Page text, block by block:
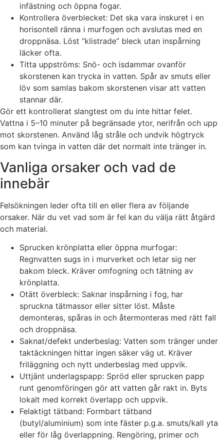
infästning och öppna fogar.
Kontrollera överblecket: Det ska vara inskuret i en
horisontell ränna i murfogen och avslutas med en
droppnäsa. Löst “klistrade” bleck utan inspårning
läcker ofta.
Titta uppströms: Snö- och isdammar ovanför
skorstenen kan trycka in vatten. Spår av smuts eller
löv som samlas bakom skorstenen visar att vatten
stannar där.
Gör ett kontrollerat slangtest om du inte hittar felet.
Vattna i 5–10 minuter på begränsade ytor, nerifrån och upp
mot skorstenen. Använd låg stråle och undvik högtryck
som kan tvinga in vatten där det normalt inte tränger in.
Vanliga orsaker och vad de
innebär
Felsökningen leder ofta till en eller flera av följande
orsaker. När du vet vad som är fel kan du välja rätt åtgärd
och material.
Sprucken krönplatta eller öppna murfogar:
Regnvatten sugs in i murverket och letar sig ner
bakom bleck. Kräv­er omfogning och tätning av
krönplatta.
Otätt överbleck: Saknar inspårning i fog, har
spruckna tätmassor eller sitter löst. Måste
demonteras, spåras in och återmonteras med rätt fall
och droppnäsa.
Saknat/defekt underbeslag: Vatten som tränger under
taktäckningen hittar ingen säker väg ut. Kräver
friläggning och nytt underbeslag med uppvik.
Uttjänt underlagspapp: Spröd eller sprucken papp
runt genomföringen gör att vatten går rakt in. Byts
lokalt med korrekt överlapp och uppvik.
Felaktigt tätband: Formbart tätband
(butyl/aluminium) som inte fäster p.g.a. smuts/kall yta
eller för låg överlappning. Rengöring, primer och